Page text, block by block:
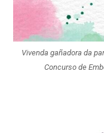
Vivenda gañadora da
Concurso de